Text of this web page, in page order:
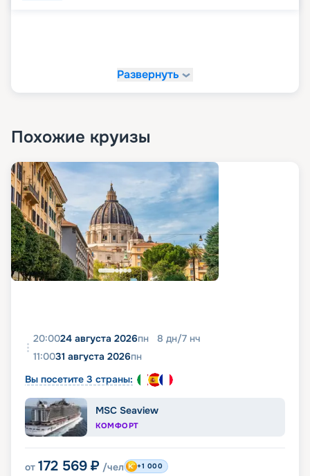
Развернуть
Похожие круизы
20:0024 августа 2026пн 8 дн/7 нч
11:0031 августа 2026пн
Вы посетите 3 страны:
MSC Seaview
КОМФОРТ
от 172 569 ₽ /чел +1 000